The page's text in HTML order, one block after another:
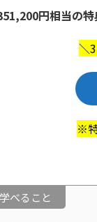
円相当の
＼
※
べること